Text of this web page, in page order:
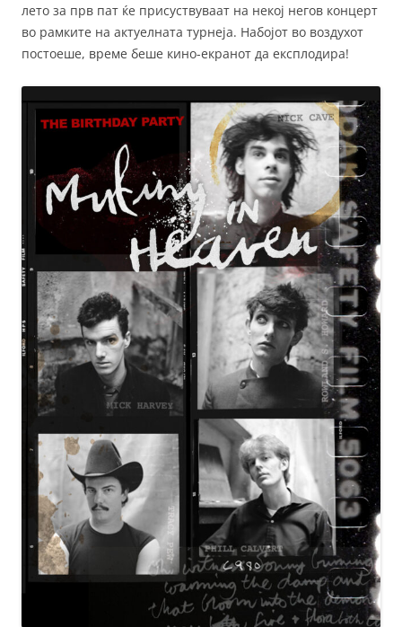
лето за прв пат ќе присуствуваат на некој негов концерт
во рамките на актуелната турнеја. Набојот во воздухот
постоеше, време беше кино-екранот да експлодира!